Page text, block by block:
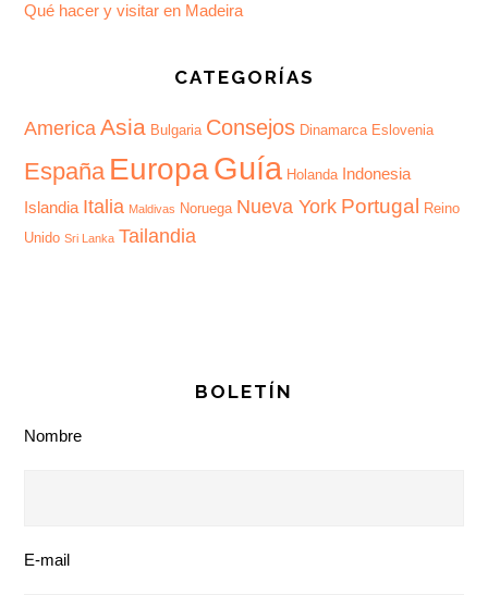
Qué hacer y visitar en Madeira
CATEGORÍAS
America Asia Bulgaria Consejos Dinamarca Eslovenia
España EuropaGuía Holanda Indonesia
Islandia Italia Maldivas Noruega Nueva York Portugal
Reino
Unido Sri Lanka Tailandia
BOLETÍN
Nombre
E-mail